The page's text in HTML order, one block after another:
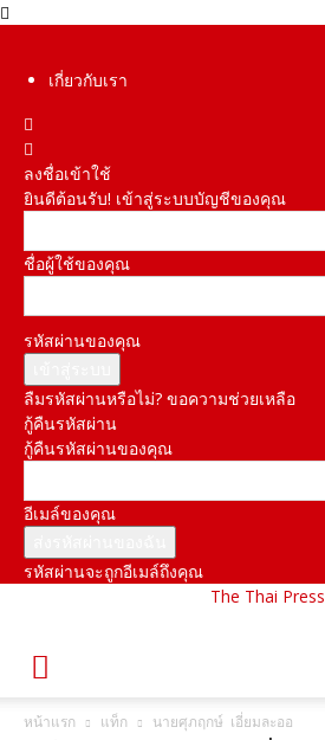
เกี่ยวกับเรา
ลงชื่อเข้าใช้
ยินดีต้อนรับ! เข้าสู่ระบบบัญชีของคุณ
ชื่อผู้ใช้ของคุณ
รหัสผ่านของคุณ
ลืมรหัสผ่านหรือไม่? ขอความช่วยเหลือ
กู้คืนรหัสผ่าน
กู้คืนรหัสผ่านของคุณ
อีเมล์ของคุณ
รหัสผ่านจะถูกอีเมล์ถึงคุณ
The Thai Press
หน้าแรก แท็ก นายศุภฤกษ์ เอี่ยมละออ